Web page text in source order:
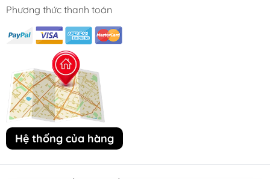
Phương thức thanh toán
Hệ thống của hàng